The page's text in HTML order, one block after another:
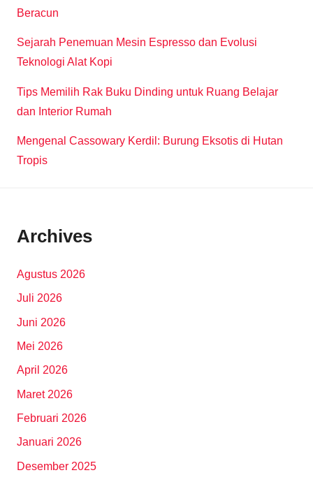
Beracun
Sejarah Penemuan Mesin Espresso dan Evolusi
Teknologi Alat Kopi
Tips Memilih Rak Buku Dinding untuk Ruang Belajar
dan Interior Rumah
Mengenal Cassowary Kerdil: Burung Eksotis di Hutan
Tropis
Archives
Agustus 2026
Juli 2026
Juni 2026
Mei 2026
April 2026
Maret 2026
Februari 2026
Januari 2026
Desember 2025